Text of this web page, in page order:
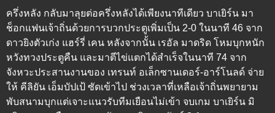
ครึ่งหลัง กลับมาลุยต่อครึ่งหลังได้เพียงนาทีเดียว บาเยิร์น มา
ช็อกแฟนเจ้าถิ่นด้วยการบวกประตูเพิ่มเป็น 2-0 ในนาที 46 จาก
ดาวยิงตัวเก่ง แฮร์รี่ เคน หลังจากนั้น เรอัล มาดริด โหมบุกหนัก
หวังทวงประตูคืน และมาตีไข่แตกได้สำเร็จในนาที 74 จาก
จังหวะประสานงานของ เทรนท์ อเล็กซานเดอร์-อาร์โนลด์ จ่าย
ให้ คีลิยัน เอ็มบัปเป้ ซัดเข้าไป ช่วงเวลาที่เหลือเจ้าถิ่นพยายาม
พับสนามบุกแต่เจาะแนวรับทีมเยือนไม่เข้า จบเกม บาเยิร์น มิ